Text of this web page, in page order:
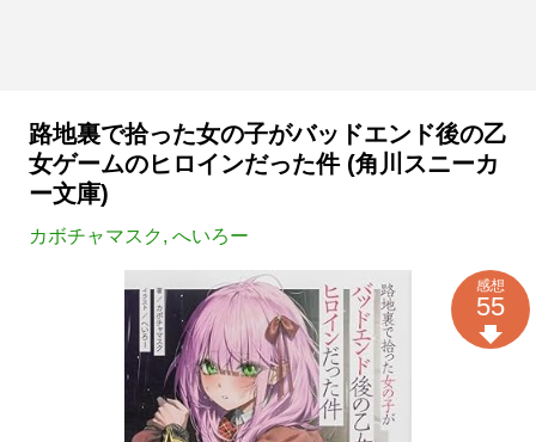
路地裏で拾った女の子がバッドエンド後の乙
女ゲームのヒロインだった件 (角川スニーカ
ー文庫)
カボチャマスク, へいろー
感想
55